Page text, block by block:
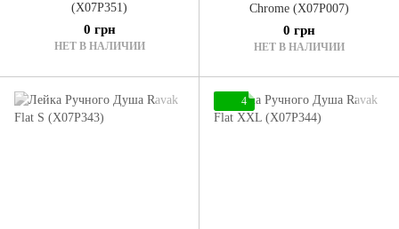
(X07P351)
0 грн
НЕТ В НАЛИЧИИ
Chrome (X07P007)
0 грн
НЕТ В НАЛИЧИИ
4